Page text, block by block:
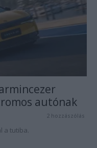
autónak
2 hozzászólás
a tutiba.